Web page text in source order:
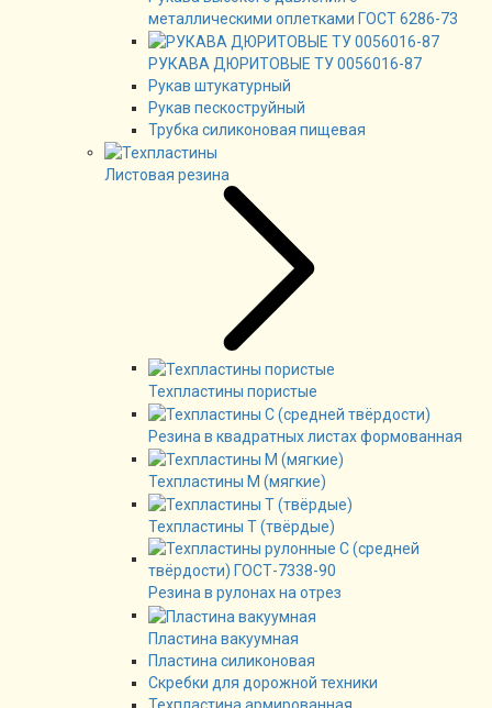
металлическими оплетками ГОСТ 6286-73
РУКАВА ДЮРИТОВЫЕ ТУ 0056016-87
Рукав штукатурный
Рукав пескоструйный
Трубка силиконовая пищевая
Листовая резина
Техпластины пористые
Резина в квадратных листах формованная
Техпластины М (мягкие)
Техпластины Т (твёрдые)
Резина в рулонах на отрез
Пластина вакуумная
Пластина силиконовая
Скребки для дорожной техники
Техпластина армированная